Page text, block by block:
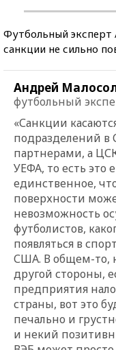
Футбольный эксперт
санкции не сильно
Андрей
футбольный
«Санкции
подразделений
партнерами, а
УЕФА, то есть это
единственное,
поверхности
невозможность
футболистов,
появляться в
США. В общем-то,
другой стороны,
предприятия
страны, вот это
печально и
и некий